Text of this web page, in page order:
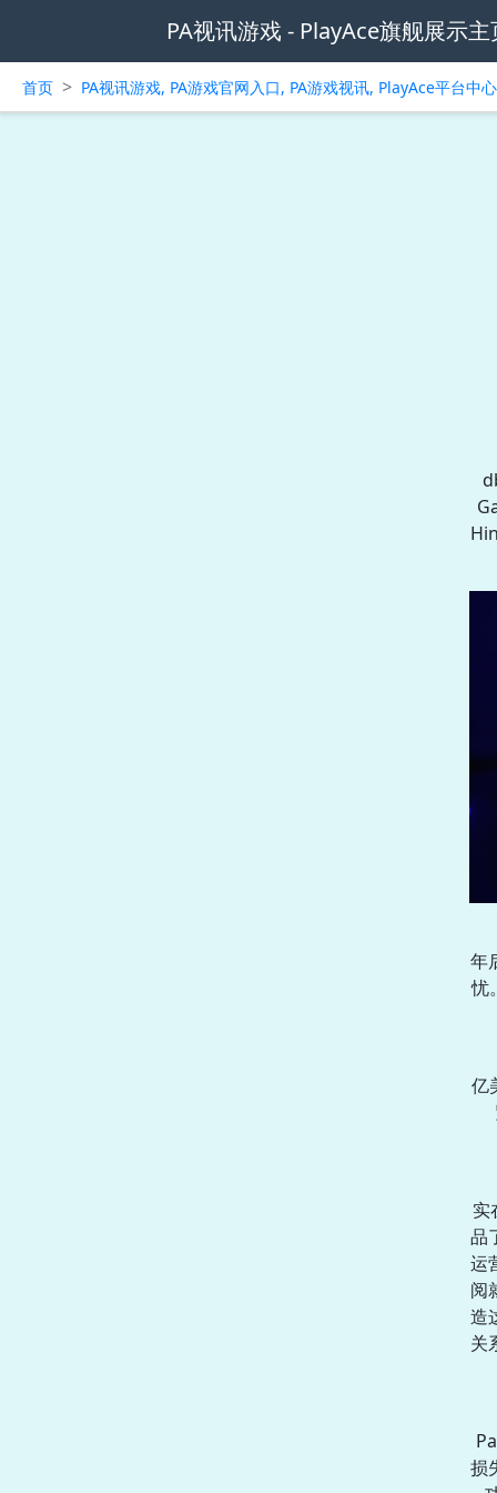
PA视讯游戏 - PlayAce旗舰展示主
首页 > PA视讯游戏, PA游戏官网入口, PA游戏视讯, PlayAce平台中
年
忧
亿
实
品
运
阅
造
关
损